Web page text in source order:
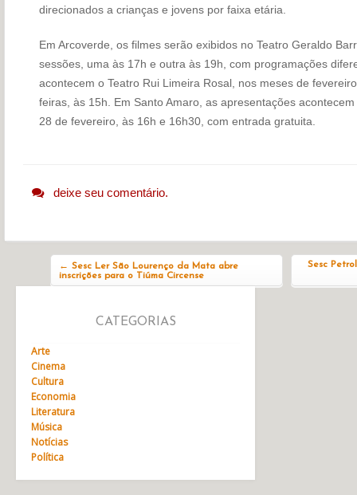
direcionados a crianças e jovens por faixa etária.
Em Arcoverde, os filmes serão exibidos no Teatro Geraldo
sessões, uma às 17h e outra às 19h, com programações
acontecem o Teatro Rui Limeira Rosal, nos meses de
feiras, às 15h. Em Santo Amaro, as apresentações
28 de fevereiro, às 16h e 16h30, com entrada gratuita.
deixe seu comentário.
← Sesc Ler São Lourenço da Mata abre
inscrições para o Tiúma Circense
Sesc
CATEGORIAS
Arte
Cinema
Cultura
Economia
Literatura
Música
Notícias
Política